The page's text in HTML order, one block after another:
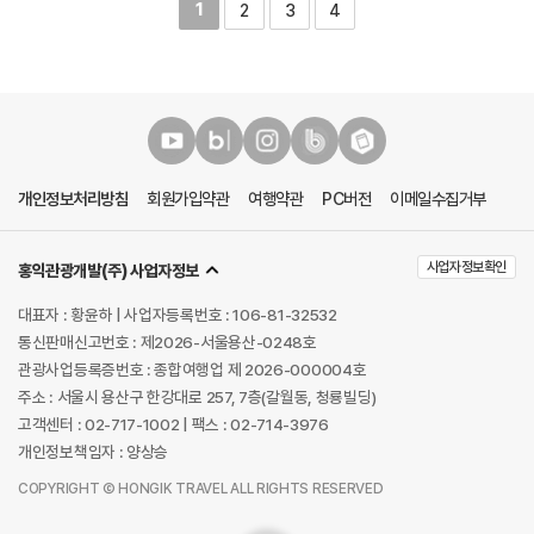
1 2 3 4
개인정보처리방침 회원가입약관 여행약관 PC버전 이메일수집거부
사업자정보확인
홍익관광개발(주) 사업자정보
대표자 : 황윤하 | 사업자등록번호 : 106-81-32532
통신판매신고번호 : 제2026-서울용산-0248호
관광사업등록증번호 : 종합여행업 제 2026-000004호
주소 : 서울시 용산구 한강대로 257, 7층(갈월동, 청룡빌딩)
고객센터 : 02-717-1002 | 팩스 : 02-714-3976
개인정보책임자 : 양상승
COPYRIGHT Ⓒ HONGIK TRAVEL ALL RIGHTS RESERVED